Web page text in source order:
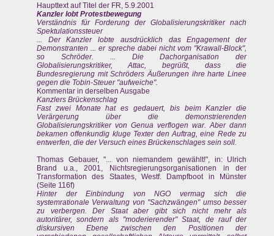
Haupttext auf Titel der FR, 5.9.2001
Kanzler lobt Protestbewegung
Verständnis für Forderung der Globalisierungskritiker nach
Spektulationssteuer
... Der Kanzler lobte ausdrücklich das Engagement der
Demonstranten ... er spreche dabei nicht vom "Krawall-Block",
so Schröder. ... Die Dachorganisation der
Globalisierungskritiker, Attac, begrüßt, dass die
Bundesregierung mit Schröders Äußerungen ihre harte Linee
gegen die Tobin-Steuer "aufweiche".
Kommentar in derselben Ausgabe
Kanzlers Brückenschlag
Fast zwei Monate hat es gedauert, bis beim Kanzler die
Verärgerung über die demonstrierenden
Globalisierungskritiker von Genua verflogen war. Aber dann
bekamen offenkundig kluge Texter den Auftrag, eine Rede zu
entwerfen, die der Versuch eines Brückenschlages sein soll.
Thomas Gebauer, "... von niemandem gewählt!", in: Ulrich
Brand u.a., 2001, Nichtsregierungsorganisationen in der
Transformation des Staates, Westf. Dampfboot in Münster
(Seite 116f)
Hinter der Einbindung von NGO vermag sich die
systemrationale Verwaltung von "Sachzwängen" umso besser
zu verbergen. Der Staat aber gibt sich nicht mehr als
autoritärer, sondern als "moderierender" Staat, de rauf der
diskursiven Ebene zwischen den Positionen der